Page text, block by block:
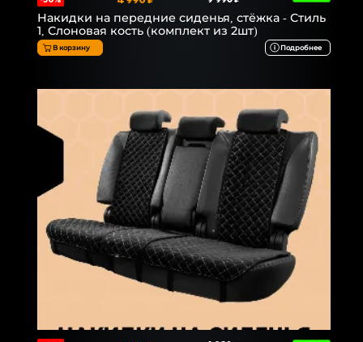
Накидки на передние сиденья, стёжка - Стиль
1, Слоновая кость (комплект из 2шт)
В корзину Подробнее